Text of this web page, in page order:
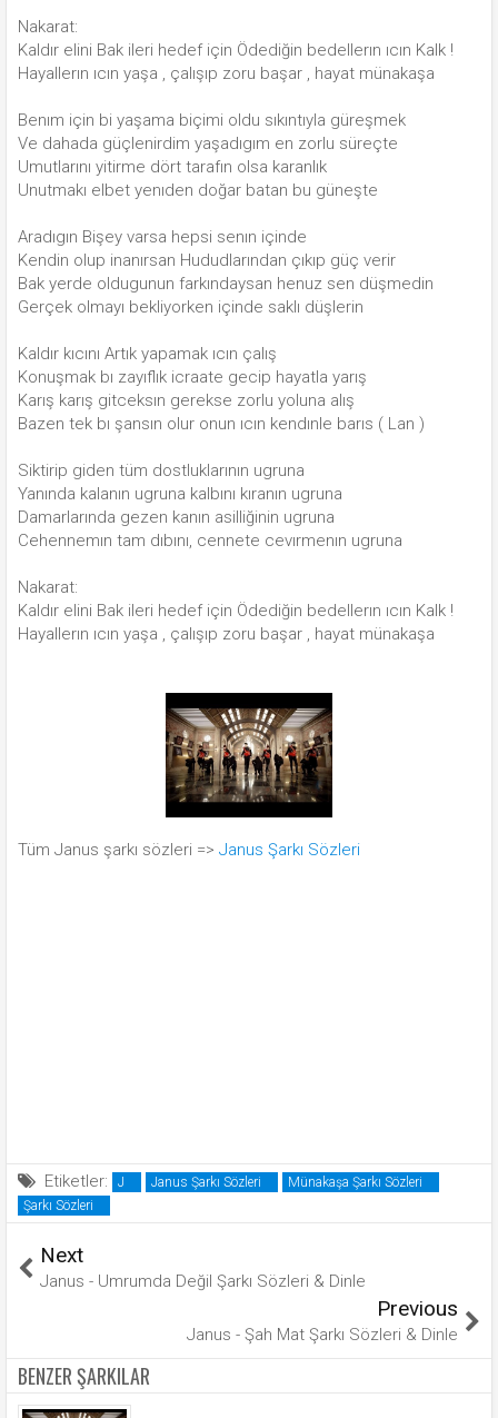
Nakarat:
Kaldır elini Bak ileri hedef için Ödediğin bedellerın ıcın Kalk !
Hayallerın ıcın yaşa , çalışıp zoru başar , hayat münakaşa
Benım için bi yaşama biçimi oldu sıkıntıyla güreşmek
Ve dahada güçlenirdim yaşadıgım en zorlu süreçte
Umutlarını yitirme dört tarafın olsa karanlık
Unutmakı elbet yenıden doğar batan bu güneşte
Aradıgın Bişey varsa hepsi senın içinde
Kendin olup inanırsan Hududlarından çıkıp güç verir
Bak yerde oldugunun farkındaysan henuz sen düşmedin
Gerçek olmayı bekliyorken içinde saklı düşlerin
Kaldır kıcını Artık yapamak ıcın çalış
Konuşmak bı zayıflık icraate gecip hayatla yarış
Karış karış gitceksın gerekse zorlu yoluna alış
Bazen tek bı şansın olur onun ıcın kendınle barıs ( Lan )
Siktirip giden tüm dostluklarının ugruna
Yanında kalanın ugruna kalbını kıranın ugruna
Damarlarında gezen kanın asilliğinin ugruna
Cehennemın tam dıbını, cennete cevırmenın ugruna
Nakarat:
Kaldır elini Bak ileri hedef için Ödediğin bedellerın ıcın Kalk !
Hayallerın ıcın yaşa , çalışıp zoru başar , hayat münakaşa
Tüm Janus şarkı sözleri => Janus Şarkı Sözleri
Etiketler: J Janus Şarkı Sözleri
Münakaşa Şarkı Sözleri
Şarkı Sözleri
Next
Janus - Umrumda Değil Şarkı Sözleri & Dinle
Previous
Janus - Şah Mat Şarkı Sözleri & Dinle
BENZER ŞARKILAR